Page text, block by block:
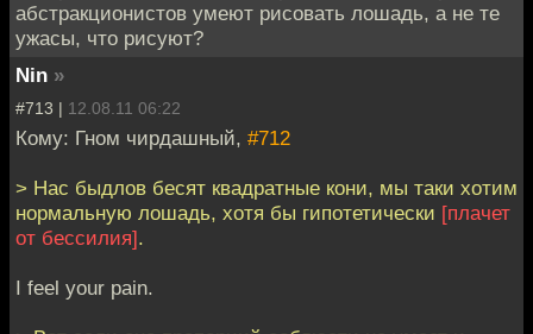
абстракционистов умеют рисовать лошадь, а не те
ужасы, что рисуют?
Nin »
#713 | 12.08.11 06:22
Кому: Гном чирдашный, #712
> Нас быдлов бесят квадратные кони, мы таки хотим
нормальную лошадь, хотя бы гипотетически [плачет
от бессилия].
I feel your pain.